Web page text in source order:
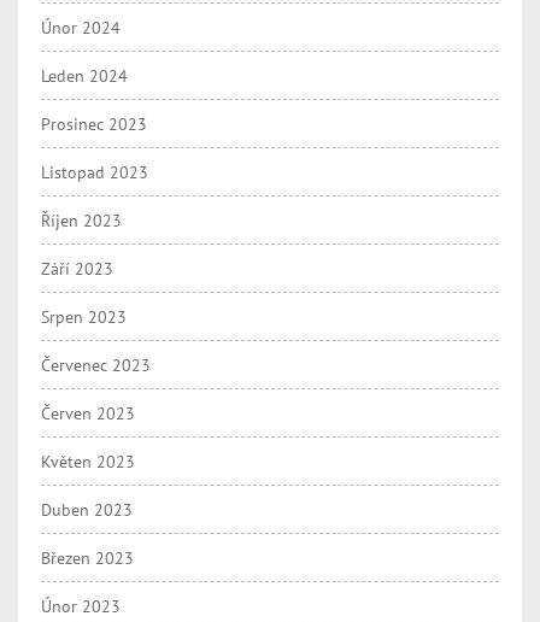
Únor 2024
Leden 2024
Prosinec 2023
Listopad 2023
Říjen 2023
Září 2023
Srpen 2023
Červenec 2023
Červen 2023
Květen 2023
Duben 2023
Březen 2023
Únor 2023